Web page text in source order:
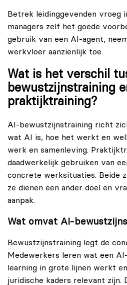
Betrek leidinggevenden vroeg
managers zelf het goede
gebruik van een AI-agent,
werkvloer aanzienlijk toe.
Wat is het verschil
bewustzijnstraining
praktijktraining?
AI-bewustzijnstraining richt
wat AI is, hoe het werkt en
werk en samenleving.
daadwerkelijk gebruiken van
concrete werksituaties. Beide
ze dienen een ander doel en
aanpak.
Wat omvat AI-
Bewustzijnstraining legt de
Medewerkers leren wat een
learning in grote lijnen werkt
juridische kaders relevant zijn.